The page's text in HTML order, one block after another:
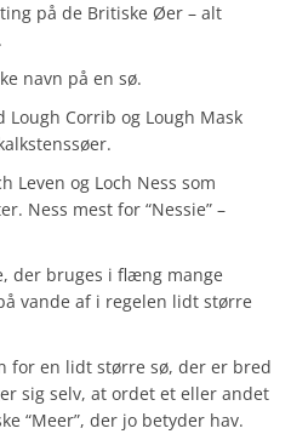
på de Britiske Øer – alt
navn på en sø.
Corrib og Lough Mask
Leven og Loch Ness som
Ness mest for “Nessie” –
der bruges i flæng mange
vande af i regelen lidt større
for en lidt større sø, der er bred
sig selv, at ordet et eller andet
“Meer”, der jo betyder hav.